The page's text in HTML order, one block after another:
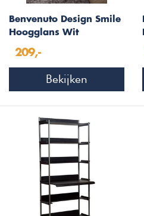
Benvenuto Design Smile
Hoogglans Wit
209,-
Bekijken